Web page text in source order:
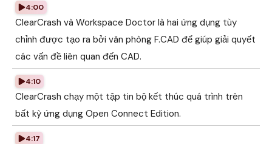
4:00
ClearCrash và Workspace Doctor là hai ứng dụng tùy
chỉnh được tạo ra bởi văn phòng F.CAD để giúp giải quyết
các vấn đề liên quan đến CAD.
4:10
ClearCrash chạy một tập tin bộ kết thúc quá trình trên
bất kỳ ứng dụng Open Connect Edition.
4:17